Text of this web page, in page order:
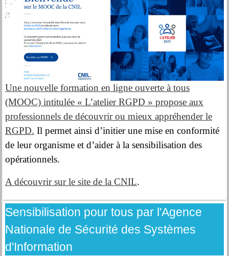
Une nouvelle formation en ligne ouverte à tous
(MOOC) intitulée « L’atelier RGPD » propose aux
professionnels de découvrir ou mieux appréhender le
RGPD. Il permet ainsi d’initier une mise en conformité
de leur organisme et d’aider à la sensibilisation des
opérationnels.
A découvrir sur le site de la CNIL.
Sensibilisation pour tous par l'Agence
Nationale de Sécurité des Systèmes
d'Information